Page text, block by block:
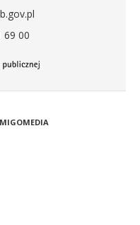
69 00
MIGOMEDIA